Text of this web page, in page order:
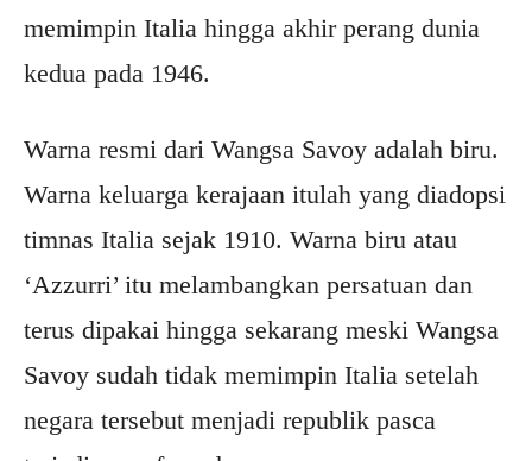
memimpin Italia hingga akhir perang dunia
kedua pada 1946.
Warna resmi dari Wangsa Savoy adalah biru.
Warna keluarga kerajaan itulah yang diadopsi
timnas Italia sejak 1910. Warna biru atau
‘Azzurri’ itu melambangkan persatuan dan
terus dipakai hingga sekarang meski Wangsa
Savoy sudah tidak memimpin Italia setelah
negara tersebut menjadi republik pasca